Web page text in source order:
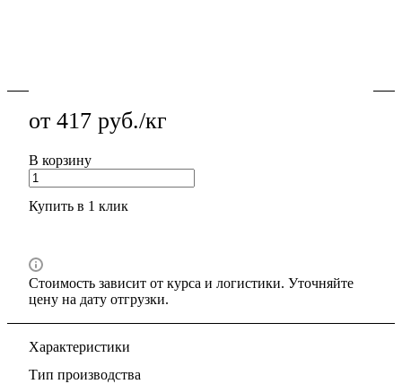
от 417 руб./кг
В корзину
Купить в 1 клик
Стоимость зависит от курса и логистики. Уточняйте
цену на дату отгрузки.
Характеристики
Тип производства